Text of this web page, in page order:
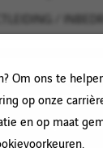
Om ons te
op onze
en op maat
/
Tulle, Nouvelle-
/